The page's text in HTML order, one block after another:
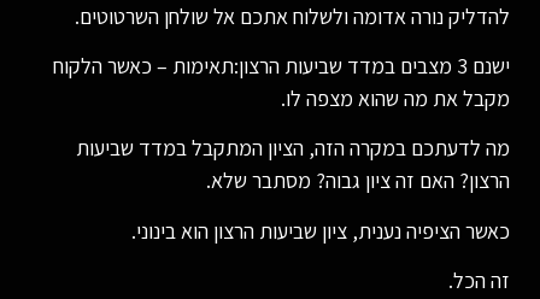
להדליק נורה אדומה ולשלוח אתכם אל שולחן השרטוטים.
ישנם 3 מצבים במדד שביעות הרצון:תאימות – כאשר הלקוח
מקבל את מה שהוא מצפה לו.
מה לדעתכם במקרה הזה, הציון המתקבל במדד שביעות
הרצון? האם זה ציון גבוה? מסתבר שלא.
כאשר הציפיה נענית, ציון שביעות הרצון הוא בינוני.
זה הכל.